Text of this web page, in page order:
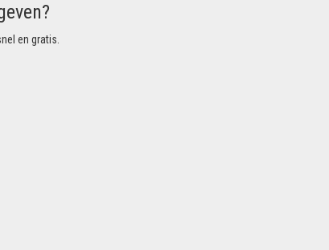
en gratis.